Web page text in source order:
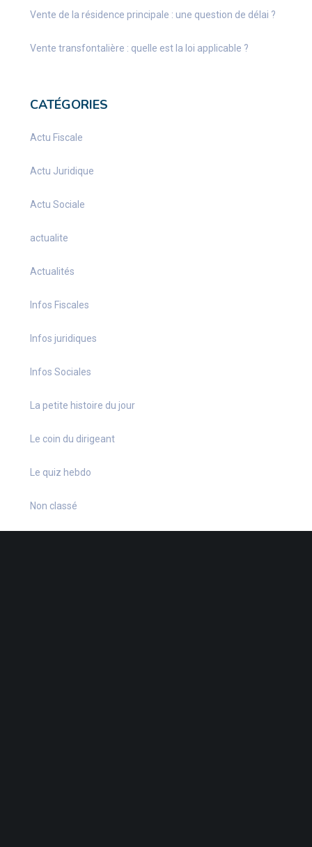
Vente de la résidence principale : une question de délai ?
Vente transfontalière : quelle est la loi applicable ?
CATÉGORIES
Actu Fiscale
Actu Juridique
Actu Sociale
actualite
Actualités
Infos Fiscales
Infos juridiques
Infos Sociales
La petite histoire du jour
Le coin du dirigeant
Le quiz hebdo
Non classé